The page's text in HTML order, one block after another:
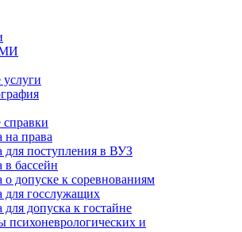
на права
для поступления в ВУЗ
в бассейн
о допуске к соревнованиям
для госслужащих
для допуска к гостайне
психоневрологических и